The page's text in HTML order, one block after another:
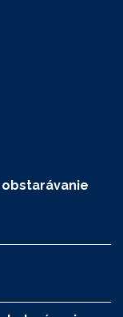
obstarávanie